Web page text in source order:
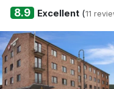
Göteborg
Malmö
Hela Norge
8.9 Excellent(11